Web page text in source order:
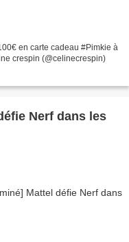
en carte cadeau #Pimkie à
crespin (@celinecrespin)
Nerf dans les